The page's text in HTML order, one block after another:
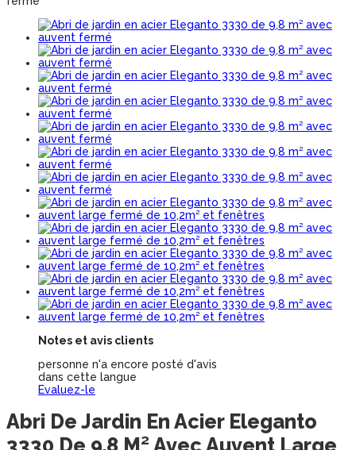
Notes et avis clients
personne n'a encore posté d'avis
dans cette langue
Evaluez-le
Abri De Jardin En Acier Eleganto
3330 De 9,8 M² Avec Auvent Large